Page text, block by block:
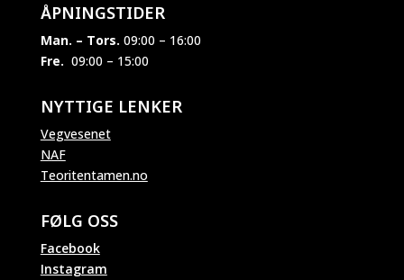
ÅPNINGSTIDER
Man. – Tors. 09:00 – 16:00
Fre. 09:00 – 15:00
NYTTIGE LENKER
Vegvesenet
NAF
Teoritentamen.no
FØLG OSS
Facebook
Instagram